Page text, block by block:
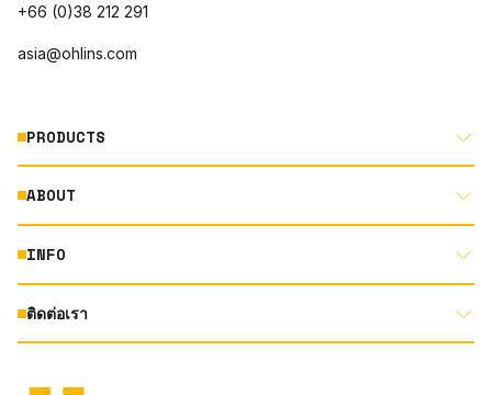
+66 (0)38 212 291
asia@ohlins.com
PRODUCTS
MOTORCYCLE
AUTOMOTIVE
ABOUT
ABOUT US
RACING
INFO
DOCUMENT LIBRARY
ติดต่อเรา
INSTAGRAM